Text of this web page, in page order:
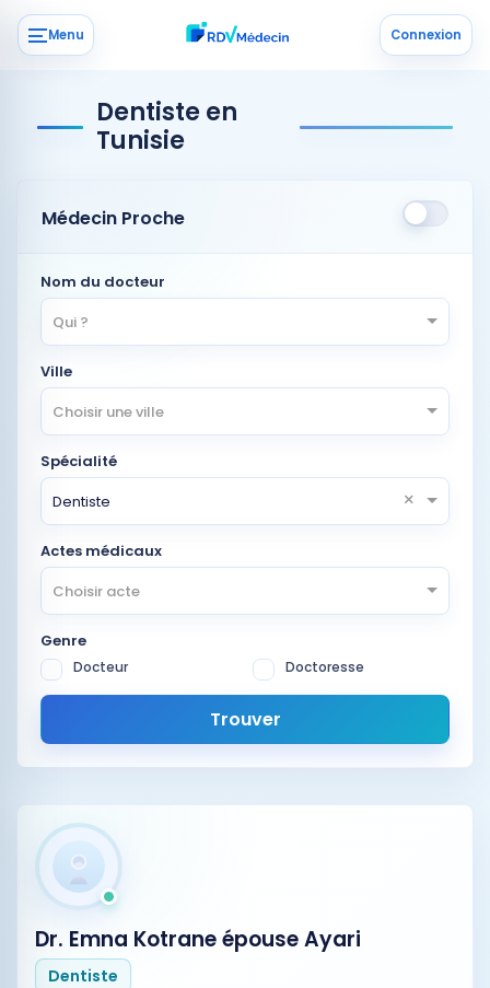
Menu Connexion
Dentiste en
Tunisie
Médecin Proche
Nom du docteur
Qui ?
Ville
Choisir une ville
Spécialité
Dentiste
×
Actes médicaux
Choisir acte
Genre
Docteur Doctoresse
Trouver
Dr. Emna Kotrane épouse Ayari
Dentiste